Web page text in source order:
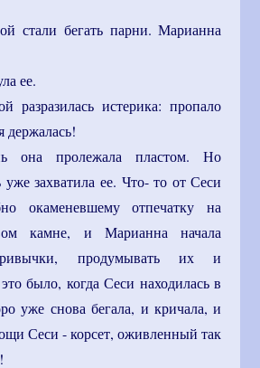
стали бегать парни. Марианна
ее.
разразилась истерика: пропало
держалась!
она пролежала пластом. Но
захватила ее. Что- то от Сеси
окаменевшему отпечатку на
камне, и Марианна начала
продумывать их и
было, когда Сеси находилась в
уже снова бегала, и кричала, и
Сеси - корсет, оживленный так